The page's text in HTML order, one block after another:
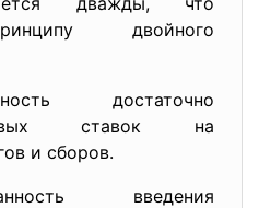
двойного
достаточно
ставок на
и сборов.
введения